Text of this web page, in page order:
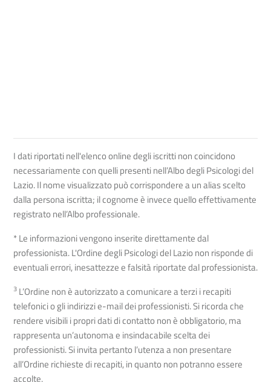
I dati riportati nell'elenco online degli iscritti non coincidono
necessariamente con quelli presenti nell’Albo degli Psicologi del
Lazio. Il nome visualizzato può corrispondere a un alias scelto
dalla persona iscritta; il cognome è invece quello effettivamente
registrato nell’Albo professionale.
* Le informazioni vengono inserite direttamente dal
professionista. L'Ordine degli Psicologi del Lazio non risponde di
eventuali errori, inesattezze e falsità riportate dal professionista.
3 L’Ordine non è autorizzato a comunicare a terzi i recapiti
telefonici o gli indirizzi e-mail dei professionisti. Si ricorda che
rendere visibili i propri dati di contatto non è obbligatorio, ma
rappresenta un’autonoma e insindacabile scelta dei
professionisti. Si invita pertanto l’utenza a non presentare
all’Ordine richieste di recapiti, in quanto non potranno essere
accolte.